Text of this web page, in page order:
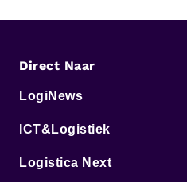
Direct Naar
LogiNews
ICT&Logistiek
Logistica Next